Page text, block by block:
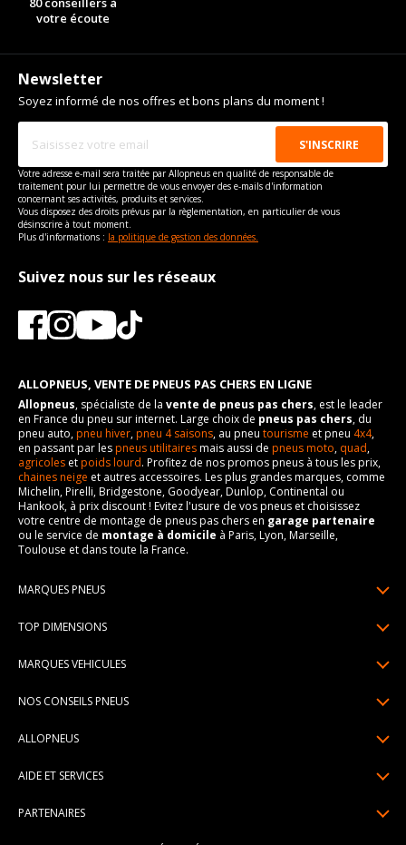
votre écoute
Newsletter
Soyez informé de nos offres et bons plans du moment !
Votre adresse e-mail sera traitée par Allopneus en qualité de responsable de
traitement pour lui permettre de vous envoyer des e-mails d'information
concernant ses activités, produits et services.
Vous disposez des droits prévus par la règlementation, en particulier de vous
désinscrire à tout moment.
Plus d'informations : la politique de gestion des données.
Suivez nous sur les réseaux
ALLOPNEUS, VENTE DE PNEUS PAS CHERS EN LIGNE
Allopneus, spécialiste de la vente de pneus pas chers, est le leader
en France du pneu sur internet. Large choix de pneus pas chers, du
pneu auto,pneu hiver,pneu 4 saisons, au pneu tourisme et pneu 4x4,
en passant par lespneus utilitairesmais aussi de pneus moto, quad,
agricoles etpoids lourd. Profitez de nos promos pneus à tous les prix,
chaines neige et autres accessoires. Les plus grandes marques, comme
Michelin, Pirelli, Bridgestone, Goodyear, Dunlop, Continental ou
Hankook, à prix discount ! Evitez l'usure de vos pneus et choisissez
votre centre de montage de pneus pas chers en garage partenaire
ou le service de montage à domicile à Paris, Lyon, Marseille,
Toulouse et dans toute la France.
MARQUES PNEUS
Pneus Continental
Pneus Hankook
Pneus Dunlop
TOP DIMENSIONS
195/65R15
205/60R16
225/45R17
MARQUES VEHICULES
Peugeot
Audi
NOS CONSEILS PNEUS
Pression pneu
ALLOPNEUS
Espace Presse
AIDE ET SERVICES
PARTENAIRES